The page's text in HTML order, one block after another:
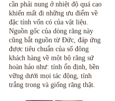
cần phải nung ở nhiệt độ quá cao
khiến mất đi những ưu điểm về
đặc tính vốn có của vật liệu.
Nguồn gốc của dòng răng này
cũng bắt nguồn từ Đức, đáp ứng
được tiêu chuẩn của số đông
khách hàng về một bộ răng sứ
hoàn hảo như: tính ổn định, bền
vững dưới mọi tác động, tính
trắng trong và giống răng thật.